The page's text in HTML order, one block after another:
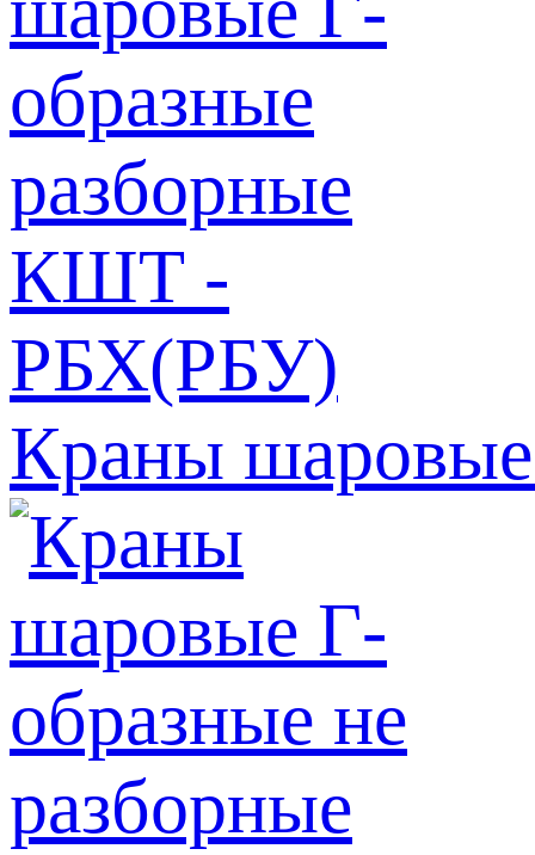
Краны